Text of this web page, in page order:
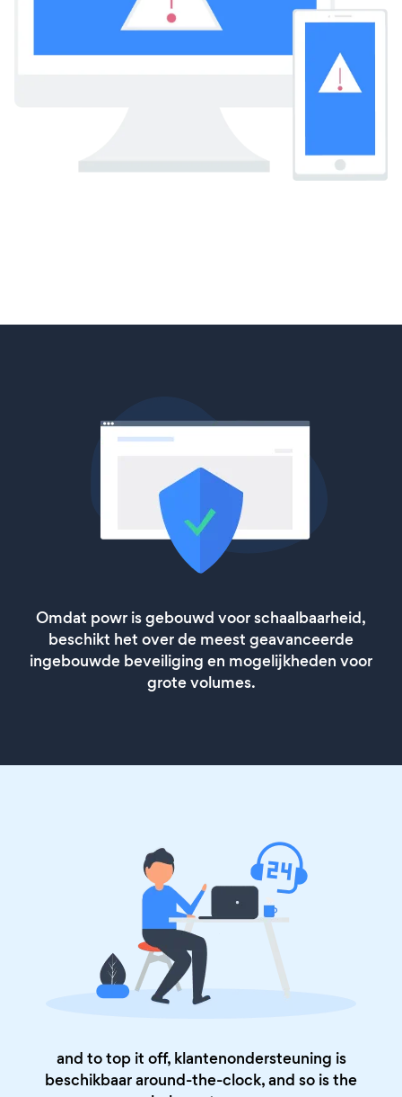
Omdat powr is gebouwd voor schaalbaarheid,
beschikt het over de meest geavanceerde
ingebouwde beveiliging en mogelijkheden voor
grote volumes.
and to top it off, klantenondersteuning is
beschikbaar around-the-clock, and so is the